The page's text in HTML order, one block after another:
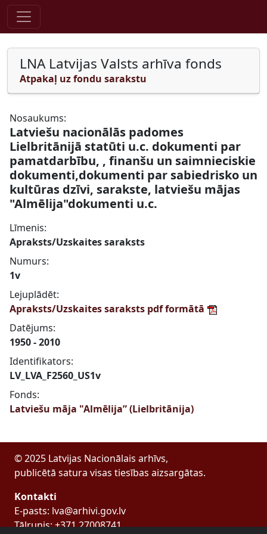
Pāriet uz saturu
LNA Latvijas Valsts arhīva fonds
Atpakaļ uz fondu sarakstu
Nosaukums:
Latviešu nacionālās padomes
Lielbritānijā statūti u.c. dokumenti par
pamatdarbību, , finanšu un saimnieciskie
dokumenti,dokumenti par sabiedrisko un
kultūras dzīvi, sarakste, latviešu mājas
"Almēlija"dokumenti u.c.
Līmenis:
Apraksts/Uzskaites saraksts
Numurs:
1v
Lejuplādēt:
Apraksts/Uzskaites saraksts pdf formātā
Datējums:
1950 - 2010
Identifikators:
LV_LVA_F2560_US1v
Fonds:
Latviešu māja "Almēlija” (Lielbritānija)
© 2025 Latvijas Nacionālais arhīvs,
publicētā satura visas tiesības aizsargātas.
Kontakti
E-pasts: lva@arhivi.gov.lv
Tālrunis: +371 27008741